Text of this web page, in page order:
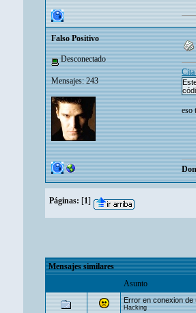
Falso Positivo
Desconectado
Mensajes: 243
eso
Páginas: [1]
Mensajes similares
Asunto
Error en conexion
Hacking